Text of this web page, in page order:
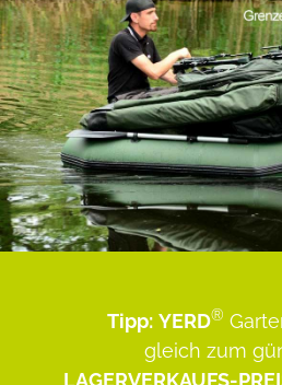
Tipp: YERD®
gleich zum
LAGERVERKAUFS-